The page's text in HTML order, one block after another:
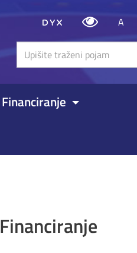
A
Upišite
traženi
poja
Financiranje
Financiranje